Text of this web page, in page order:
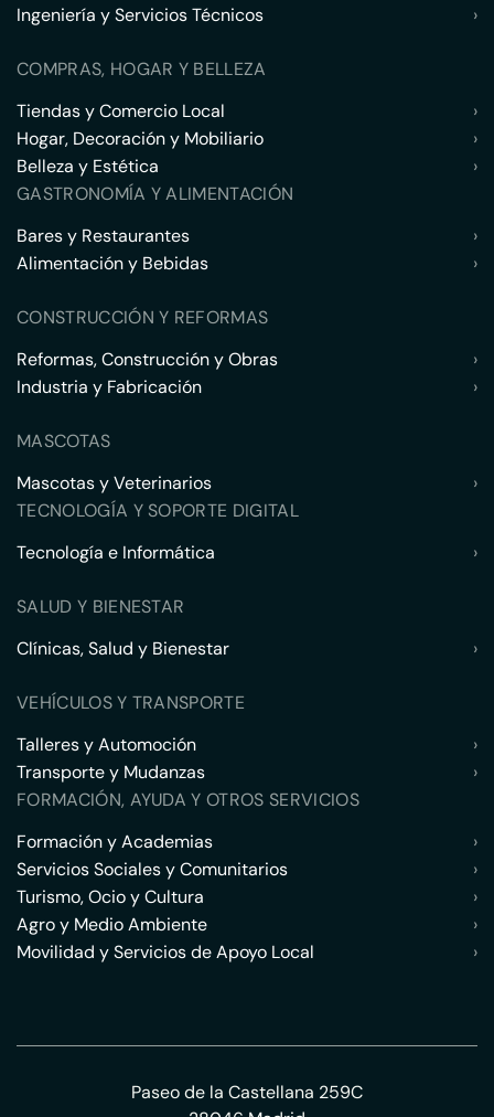
Ingeniería y Servicios Técnicos
›
COMPRAS, HOGAR Y BELLEZA
Tiendas y Comercio Local
›
Hogar, Decoración y Mobiliario
›
Belleza y Estética
›
GASTRONOMÍA Y ALIMENTACIÓN
Bares y Restaurantes
›
Alimentación y Bebidas
›
CONSTRUCCIÓN Y REFORMAS
Reformas, Construcción y Obras
›
Industria y Fabricación
›
MASCOTAS
Mascotas y Veterinarios
›
TECNOLOGÍA Y SOPORTE DIGITAL
Tecnología e Informática
›
SALUD Y BIENESTAR
Clínicas, Salud y Bienestar
›
VEHÍCULOS Y TRANSPORTE
Talleres y Automoción
›
Transporte y Mudanzas
›
FORMACIÓN, AYUDA Y OTROS SERVICIOS
Formación y Academias
›
Servicios Sociales y Comunitarios
›
Turismo, Ocio y Cultura
›
Agro y Medio Ambiente
›
Movilidad y Servicios de Apoyo Local
›
Paseo de la Castellana 259C